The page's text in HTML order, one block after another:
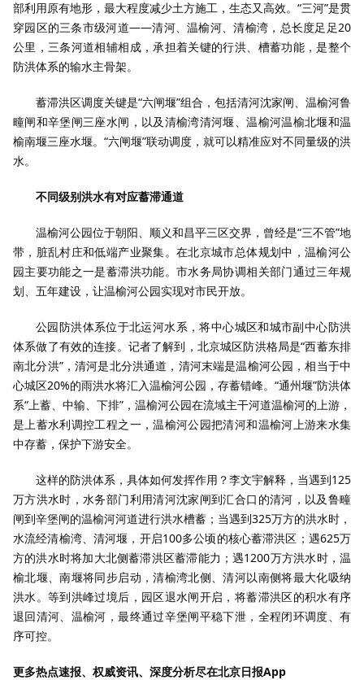
部利用原有地形，最大程度减少土方施工，生态又高效。“三河”是贯
穿园区的三条市级河道——清河、温榆河、清榆湾，总长度足足20
公里，三条河道相辅相成，承担着关键的行洪、槽蓄功能，是整个
防洪体系的输水主骨架。
蓄滞洪区调度关键是“六闸堰”组合，包括清河沈家闸、温榆河鲁
疃闸和辛堡闸三座水闸，以及清榆湾清河堰、温榆河温榆北堰和温
榆南堰三座水堰。“六闸堰”联动调度，就可以精准应对不同量级的洪
水。
不同级别洪水有对应蓄滞通道
温榆河公园位于朝阳、顺义和昌平三区交界，曾经是“三不管”地
带，脏乱村庄和低端产业聚集。在北京城市总体规划中，温榆河公
园主要功能之一是蓄滞洪功能。市水务局协调相关部门通过三年规
划、五年建设，让温榆河公园实现对市民开放。
公园防洪体系位于北运河水系，将中心城区和城市副中心防洪
体系做了有效的连接。记者了解到，北京城区防洪格局是“西蓄东排
南北分洪”，清河是北分洪通道，清河末端是温榆河公园，相当于中
心城区20%的雨洪水将汇入温榆河公园，存蓄错峰。“通州堰”防洪体
系“上蓄、中输、下排”，温榆河公园在流域主干河道温榆河的上游，
是上蓄水利调控工程之一，温榆河公园把清河和温榆河上游来水集
中存蓄，保护下游安全。
这样的防洪体系，具体如何发挥作用？李文宇解释，当遇到125
万方洪水时，水务部门利用清河沈家闸到汇合口的清河，以及鲁疃
闸到辛堡闸的温榆河河道进行洪水槽蓄；当遇到325万方的洪水时，
水流经清榆湾、清河堰，开启100多公顷的核心蓄滞洪区；遇625万
方的洪水时将加大北侧蓄滞洪区蓄滞能力；遇1200万方洪水时，温
榆北堰、南堰将同步启动，清榆湾北侧、清河以南侧将最大化吸纳
洪水。等到洪峰过境后，园区退水闸开启，将蓄滞洪区的积水有序
退回清河、温榆河，最终通过辛堡闸平稳下泄，全程闭环调度、有
序可控。
更多热点速报、权威资讯、深度分析尽在北京日报App